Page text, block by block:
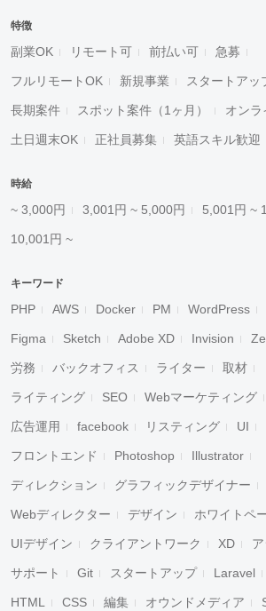
特徴
副業OK リモート可 前払い可 急募
フルリモートOK 新規事業 スタートアッ
長期案件 スポット案件（1ヶ月） オンラ
土日週末OK 正社員募集 英語スキル歓迎
時給
~ 3,000円 3,001円 ~ 5,000円 5,001円 ~
10,001円 ~
キーワード
PHP AWS Docker PM WordPress
Figma Sketch Adobe XD Invision
労務 バックオフィス ライター 取材
ライティング SEO Webマーケティング
広告運用 facebook リスティング UI
フロントエンド Photoshop Illustrator
ディレクション グラフィックデザイナー
Webディレクター デザイン ホワイトペ
UIデザイン クライアントワーク XD
サポート Git スタートアップ Laravel
HTML CSS 編集 オウンドメディア